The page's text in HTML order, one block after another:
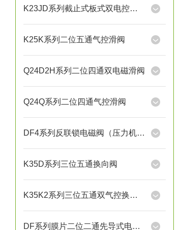
K23JD系列截止式板式双电控换向阀
K25K系列二位五通气控滑阀
Q24D2H系列二位四通双电磁滑阀
Q24Q系列二位四通气控滑阀
DF4系列反联锁电磁阀（压力机用）
K35D系列三位五通换向阀
K35K2系列三位五通双气控换向阀
DF系列膜片二位二通先导式电磁阀